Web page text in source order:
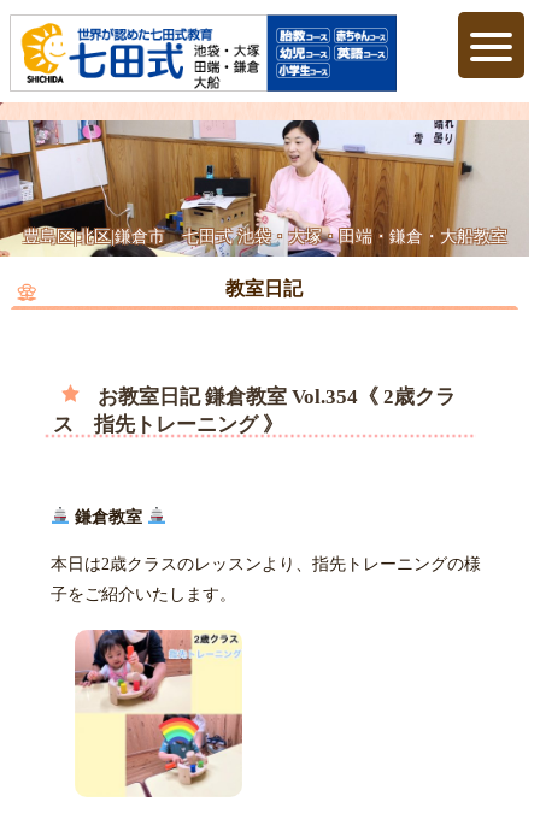
豊島区|北区|鎌倉市 七田式 池袋・大塚・田端・鎌倉・大船教室
教室日記
お教室日記 鎌倉教室 Vol.354《 2歳クラ
ス 指先トレーニング 》
鎌倉教室
本日は2歳クラスのレッスンより、指先トレーニングの様
子をご紹介いたします。